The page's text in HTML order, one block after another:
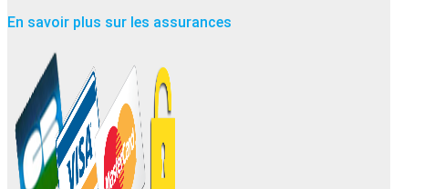
En savoir plus sur les assurances